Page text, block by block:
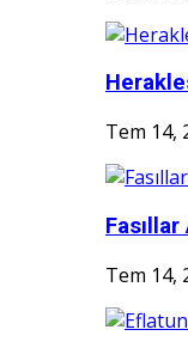
Tem 14,
Fasıllar
Tem 14,